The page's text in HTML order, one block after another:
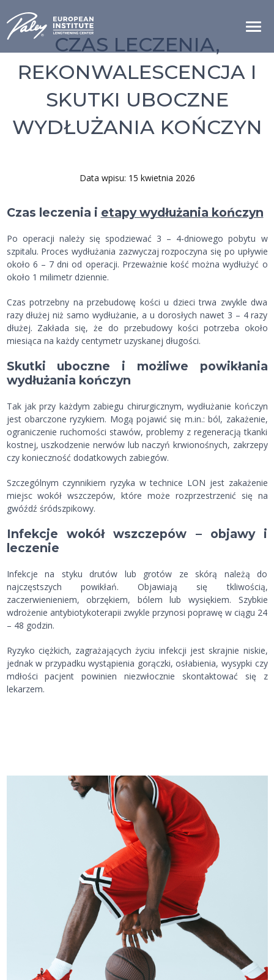
CZAS LECZENIA,
REKONWALESCENCJA I
SKUTKI UBOCZNE
WYDŁUŻANIA KOŃCZYN
Data wpisu: 15 kwietnia 2026
Czas leczenia i etapy wydłużania kończyn
Po operacji należy się spodziewać 3 – 4-dniowego pobytu w
szpitalu. Proces wydłużania zazwyczaj rozpoczyna się po upływie
około 6 – 7 dni od operacji. Przeważnie kość można wydłużyć o
około 1 milimetr dziennie.
Czas potrzebny na przebudowę kości u dzieci trwa zwykle dwa
razy dłużej niż samo wydłużanie, a u dorosłych nawet 3 – 4 razy
dłużej. Zakłada się, że do przebudowy kości potrzeba około
miesiąca na każdy centymetr uzyskanej długości.
Skutki uboczne i możliwe powikłania
wydłużania kończyn
Tak jak przy każdym zabiegu chirurgicznym, wydłużanie kończyn
jest obarczone ryzykiem. Mogą pojawić się m.in.: ból, zakażenie,
ograniczenie ruchomości stawów, problemy z regeneracją tkanki
kostnej, uszkodzenie nerwów lub naczyń krwionośnych, zakrzepy
czy konieczność dodatkowych zabiegów.
Szczególnym czynnikiem ryzyka w technice LON jest zakażenie
miejsc wokół wszczepów, które może rozprzestrzenić się na
gwóźdź śródszpikowy.
Infekcje wokół wszczepów – objawy i
leczenie
Infekcje na styku drutów lub grotów ze skórą należą do
najczęstszych powikłań. Objawiają się tkliwością,
zaczerwienieniem, obrzękiem, bólem lub wysiękiem. Szybkie
wdrożenie antybiotykoterapii zwykle przynosi poprawę w ciągu 24
– 48 godzin.
Ryzyko ciężkich, zagrażających życiu infekcji jest skrajnie niskie,
jednak w przypadku wystąpienia gorączki, osłabienia, wysypki czy
mdłości pacjent powinien niezwłocznie skontaktować się z
lekarzem.